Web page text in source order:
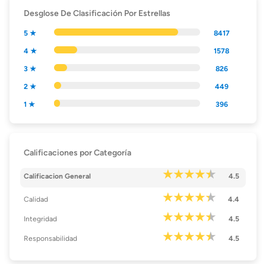
Desglose De Clasificación Por Estrellas
5 ★ 8417
4 ★ 1578
3 ★ 826
2 ★ 449
1 ★ 396
Calificaciones por Categoría
Calificacion General 4.5
Calidad 4.4
Integridad 4.5
Responsabilidad 4.5